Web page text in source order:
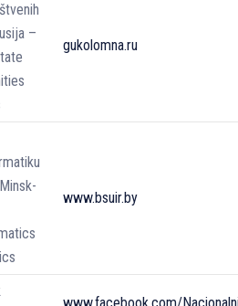
–
gukolomna.ru
www.bsuir.by